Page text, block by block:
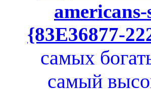
{83E36877-
самых
самый